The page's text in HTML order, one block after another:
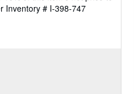
Inventory # I-398-747